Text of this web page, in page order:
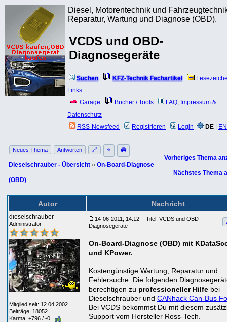
Diesel, Motorentechnik und
Reparatur, Wartung und Diagnose (OBD).
VCDS und OBD-
Diagnosegeräte
Suchen KFZ-Technik Fachartikel
Links
Garage
Bücher / Tools
FAQ, Impressum &
Datenschutz
RSS-Newsfeed
Registrieren Login DE EN
Neues Thema Antworten 🔗 ⭐ 🖨
Dieselschrauber - Übersicht » On-Board-Diagnose
(OBD)
Vorheriges Thema
Nächstes Thema
Autor Nachricht
dieselschrauber
Administrator
Mitglied seit: 12.04.2002
Beiträge: 18052
Karma: +796 / -0
14-06-2011, 14:12
Titel: VCDS und OBD-
Diagnosegeräte
On-Board-Diagnose (OBD) mit
und KPower.
Kostengünstige Wartung, Reparatur und
Fehlersuche. Die folgenden
berechtigen zu professioneller Hilfe bei
Dieselschrauber und CANhack Can-Bus
Bei VCDS bekommst Du mit diesem
Support vom Hersteller Ross-Tech.